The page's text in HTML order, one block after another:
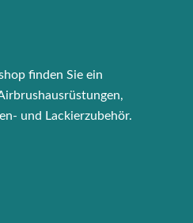
finden Sie ein
und Lackierzubehör.